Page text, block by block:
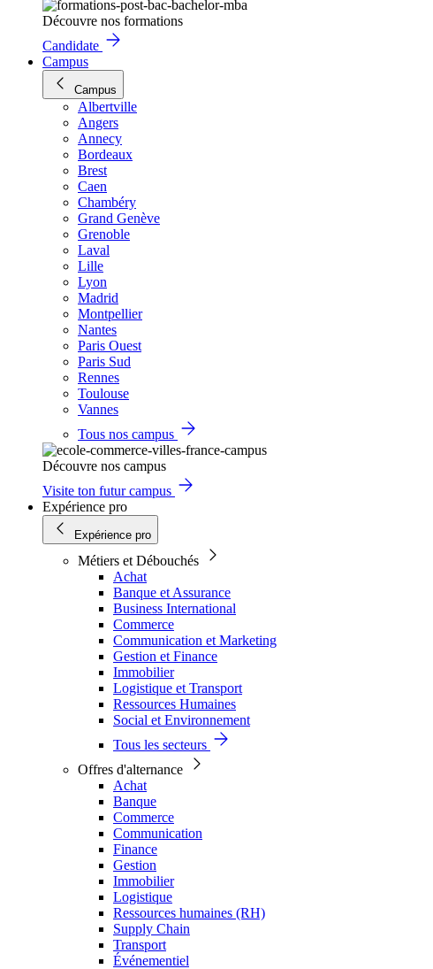
Découvre nos formations
Candidate
Campus
Campus
Albertville
Angers
Annecy
Bordeaux
Brest
Caen
Chambéry
Grand Genève
Grenoble
Laval
Lille
Lyon
Madrid
Montpellier
Nantes
Paris Ouest
Paris Sud
Rennes
Toulouse
Vannes
Tous nos campus
Découvre nos campus
Visite ton futur campus
Expérience pro
Expérience pro
Métiers et Débouchés
Achat
Banque et Assurance
Business International
Commerce
Communication et Marketing
Gestion et Finance
Immobilier
Logistique et Transport
Ressources Humaines
Social et Environnement
Tous les secteurs
Offres d'alternance
Achat
Banque
Commerce
Communication
Finance
Gestion
Immobilier
Logistique
Ressources humaines (RH)
Supply Chain
Transport
Événementiel